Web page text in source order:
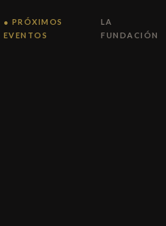
● PRÓXIMOS
EVENTOS
LA
FUNDACIÓN